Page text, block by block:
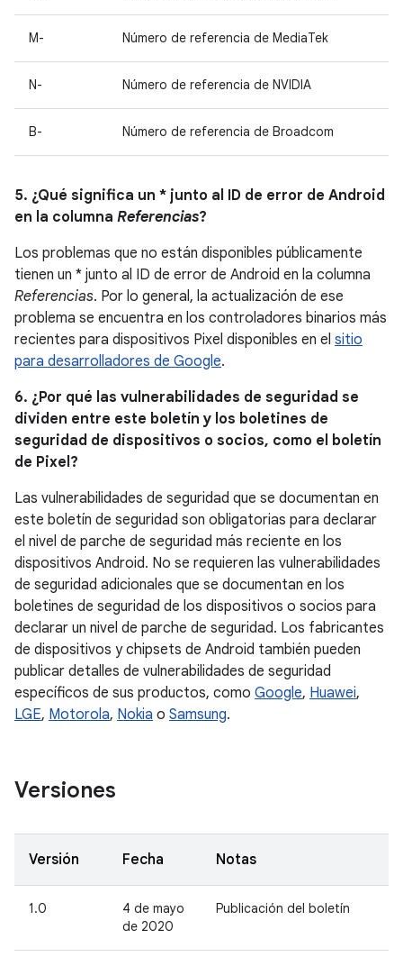
M- Número de referencia de MediaTek
N- Número de referencia de NVIDIA
B- Número de referencia de Broadcom
5. ¿Qué significa un * junto al ID de error de Android
en la columna Referencias?
Los problemas que no están disponibles públicamente
tienen un * junto al ID de error de Android en la columna
Referencias. Por lo general, la actualización de ese
problema se encuentra en los controladores binarios más
recientes para dispositivos Pixel disponibles en el sitio
para desarrolladores de Google.
6. ¿Por qué las vulnerabilidades de seguridad se
dividen entre este boletín y los boletines de
seguridad de dispositivos o socios, como el boletín
de Pixel?
Las vulnerabilidades de seguridad que se documentan en
este boletín de seguridad son obligatorias para declarar
el nivel de parche de seguridad más reciente en los
dispositivos Android. No se requieren las vulnerabilidades
de seguridad adicionales que se documentan en los
boletines de seguridad de los dispositivos o socios para
declarar un nivel de parche de seguridad. Los fabricantes
de dispositivos y chipsets de Android también pueden
publicar detalles de vulnerabilidades de seguridad
específicos de sus productos, como Google, Huawei,
LGE, Motorola, Nokia o Samsung.
Versiones
Versión Fecha Notas
1.0
4 de mayo
de 2020
Publicación del boletín